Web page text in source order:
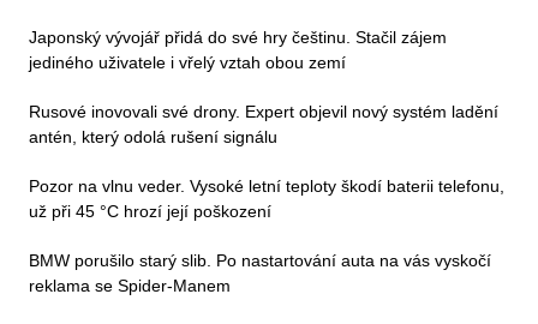
Japonský vývojář přidá do své hry češtinu. Stačil zájem
jediného uživatele i vřelý vztah obou zemí
Rusové inovovali své drony. Expert objevil nový systém ladění
antén, který odolá rušení signálu
Pozor na vlnu veder. Vysoké letní teploty škodí baterii telefonu,
už při 45 °C hrozí její poškození
BMW porušilo starý slib. Po nastartování auta na vás vyskočí
reklama se Spider-Manem